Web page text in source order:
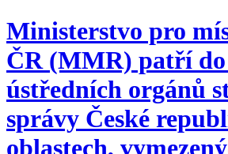
Ministerstvo pro
ČR (MMR) patří do
ústředních orgánů
správy České
oblastech,